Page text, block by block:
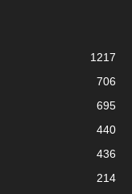
1217
706
695
440
436
214